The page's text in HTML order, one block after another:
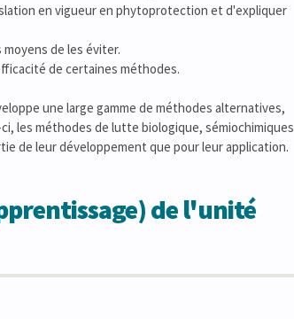
en vigueur en phytoprotection et d'expliquer
de les éviter.
de certaines méthodes.
une large gamme de méthodes alternatives,
les méthodes de lutte biologique, sémiochimiques
de leur développement que pour leur application.
de l'unité